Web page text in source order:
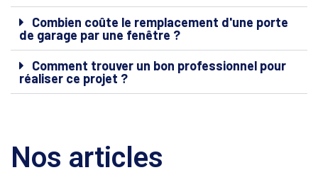
Combien coûte le remplacement d'une porte
de garage par une fenêtre ?
Comment trouver un bon professionnel pour
réaliser ce projet ?
Nos articles